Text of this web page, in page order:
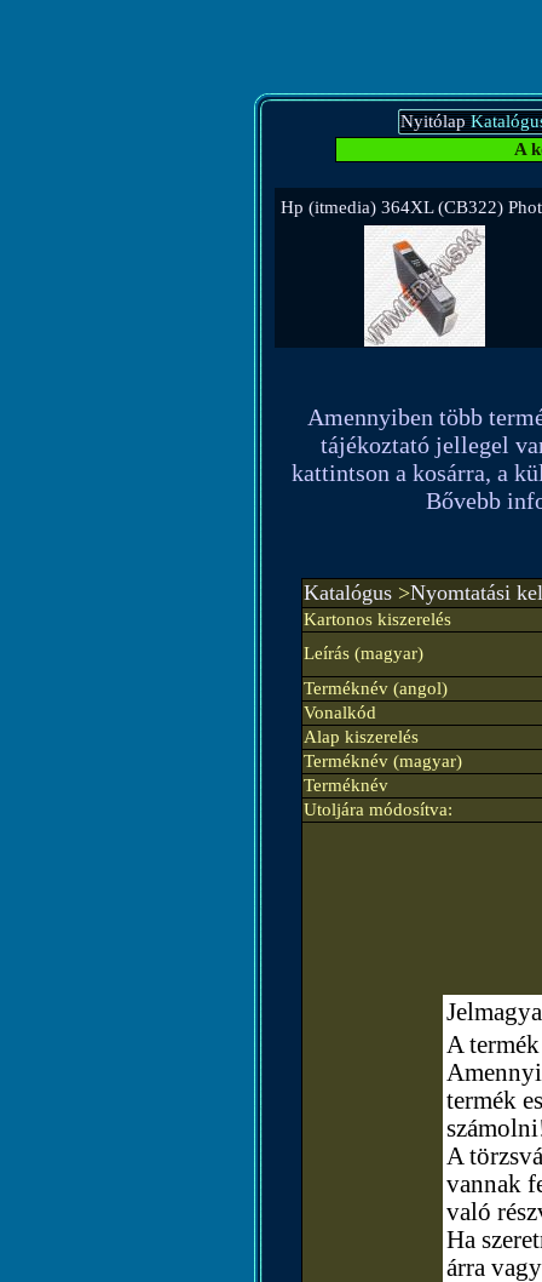
Nyitólap
A
Hp (itmedia) 364XL (CB322)
Amennyiben több
tájékoztató jellegel
kattintson a kosárra, a
Bővebb
Katalógus >Nyomtatási
Kartonos kiszerelés
Leírás (magyar)
Terméknév (angol)
Vonalkód
Alap kiszerelés
Terméknév (magyar)
Terméknév
Utoljára módosítva:
A
termék
A
vannak
való
Ha
árra